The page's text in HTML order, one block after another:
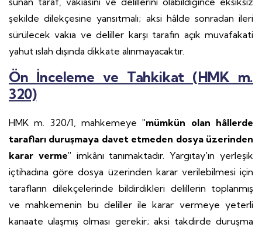
şekilde dilekçesine yansıtmalı; aksi hâlde sonradan ileri
sürülecek vakıa ve deliller karşı tarafın açık muvafakati
yahut ıslah dışında dikkate alınmayacaktır.
Ön İnceleme ve Tahkikat (HMK m.
320)
HMK m. 320/1, mahkemeye"mümkün olan hâllerde
tarafları duruşmaya davet etmeden dosya üzerinden
karar verme" imkânı tanımaktadır. Yargıtay'ın yerleşik
içtihadına göre dosya üzerinden karar verilebilmesi için
tarafların dilekçelerinde bildirdikleri delillerin toplanmış
ve mahkemenin bu deliller ile karar vermeye yeterli
kanaate ulaşmış olması gerekir; aksi takdirde duruşma